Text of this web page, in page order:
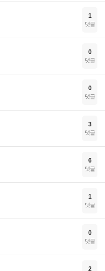
1
댓글
0
댓글
0
댓글
3
댓글
6
댓글
1
댓글
0
댓글
2